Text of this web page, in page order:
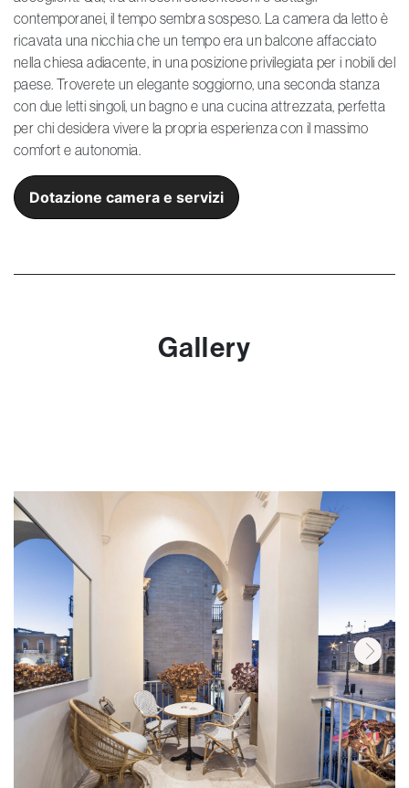
contemporanei, il tempo sembra sospeso. La camera da letto è
ricavata una nicchia che un tempo era un balcone affacciato
nella chiesa adiacente, in una posizione privilegiata per i nobili del
paese. Troverete un elegante soggiorno, una seconda stanza
con due letti singoli, un bagno e una cucina attrezzata, perfetta
per chi desidera vivere la propria esperienza con il massimo
comfort e autonomia.
Dotazione camera e servizi
Gallery